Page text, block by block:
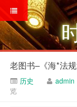
老图书–《海*法
历史 admin
览